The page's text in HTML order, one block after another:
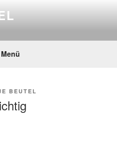
Menü
BEUTEL